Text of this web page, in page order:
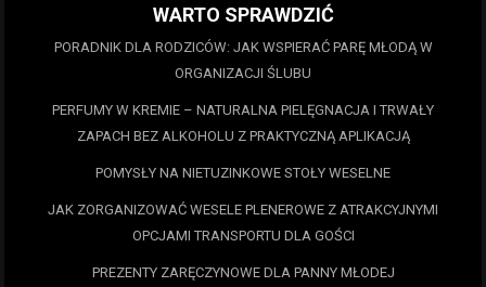
WARTO SPRAWDZIĆ
PORADNIK DLA RODZICÓW: JAK WSPIERAĆ PARĘ MŁODĄ W
ORGANIZACJI ŚLUBU
PERFUMY W KREMIE – NATURALNA PIELĘGNACJA I TRWAŁY
ZAPACH BEZ ALKOHOLU Z PRAKTYCZNĄ APLIKACJĄ
POMYSŁY NA NIETUZINKOWE STOŁY WESELNE
JAK ZORGANIZOWAĆ WESELE PLENEROWE Z ATRAKCYJNYMI
OPCJAMI TRANSPORTU DLA GOŚCI
PREZENTY ZARĘCZYNOWE DLA PANNY MŁODEJ